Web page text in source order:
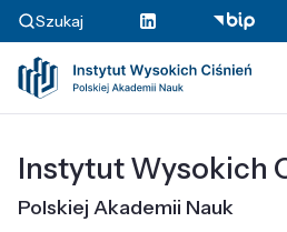
Szukaj
Instytut Wysokich
Polskiej Akademii Nauk